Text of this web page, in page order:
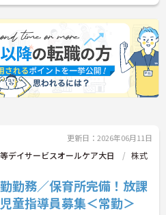
更新日：2026年06月11日
デイサービスオールケア大日
株式
勤務／保育所完備！放課
童指導員募集＜常勤＞